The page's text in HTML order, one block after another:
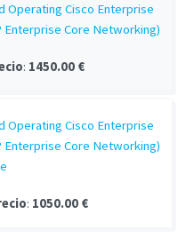
Operating Cisco Enterprise
Enterprise Core Networking)
: 1450.00 €
Operating Cisco Enterprise
Enterprise Core Networking)
: 1050.00 €